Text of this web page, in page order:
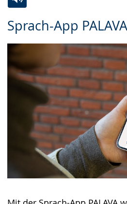
Sprach-App PALAVA
Leichten
Sprache
Audio-
Unterstützung.
Video
in
Gebärdensprache
wird
angezeigt.